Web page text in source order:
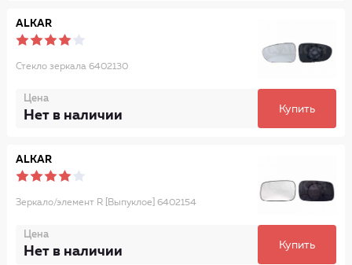
ALKAR
Стекло зеркала 6402130
Цена
Нет в наличии Купить
ALKAR
Зеркало/элемент R [Выпуклое] 6402154
Цена
Нет в наличии Купить